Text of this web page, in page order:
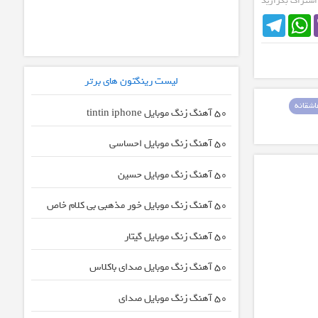
TelegramWhatsApp
لیست رینگتون های برتر
50 آهنگ زنگ موبایل tintin iphone
50 آهنگ زنگ موبایل احساسی
50 آهنگ زنگ موبایل حسین
50 آهنگ زنگ موبایل خور مذهبی بی کلام خاص
50 آهنگ زنگ موبایل گیتار
50 آهنگ زنگ موبایل صدای باکلاس
50 آهنگ زنگ موبایل صدای